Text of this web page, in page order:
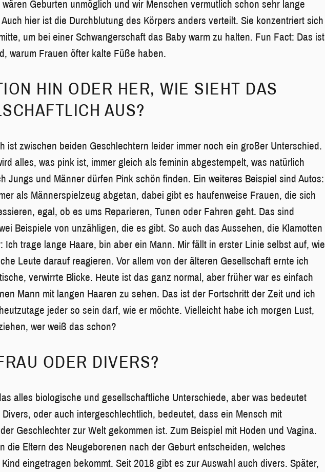
Geburten unmöglich und wir Menschen vermutlich schon sehr lange
hier ist die Durchblutung des Körpers anders verteilt. Sie konzentriert sich
um bei einer Schwangerschaft das Baby warm zu halten. Fun Fact: Das ist
warum Frauen öfter kalte Füße haben.
HIN ODER HER, WIE SIEHT DAS
AUS?
ist zwischen beiden Geschlechtern leider immer noch ein großer Unterschied.
alles, was pink ist, immer gleich als feminin abgestempelt, was natürlich
Jungs und Männer dürfen Pink schön finden. Ein weiteres Beispiel sind Autos:
als Männerspielzeug abgetan, dabei gibt es haufenweise Frauen, die sich
egal, ob es ums Reparieren, Tunen oder Fahren geht. Das sind
Beispiele von unzähligen, die es gibt. So auch das Aussehen, die Klamotten
Ich trage lange Haare, bin aber ein Mann. Mir fällt in erster Linie selbst auf, wie
Leute darauf reagieren. Vor allem von der älteren Gesellschaft ernte ich
verwirrte Blicke. Heute ist das ganz normal, aber früher war es einfach
Mann mit langen Haaren zu sehen. Das ist der Fortschritt der Zeit und ich
jeder so sein darf, wie er möchte. Vielleicht habe ich morgen Lust,
wer weiß das schon?
ODER DIVERS?
alles biologische und gesellschaftliche Unterschiede, aber was bedeutet
Divers, oder auch intergeschlechtlich, bedeutet, dass ein Mensch mit
Geschlechter zur Welt gekommen ist. Zum Beispiel mit Hoden und Vagina.
die Eltern des Neugeborenen nach der Geburt entscheiden, welches
eingetragen bekommt. Seit 2018 gibt es zur Auswahl auch divers. Später,